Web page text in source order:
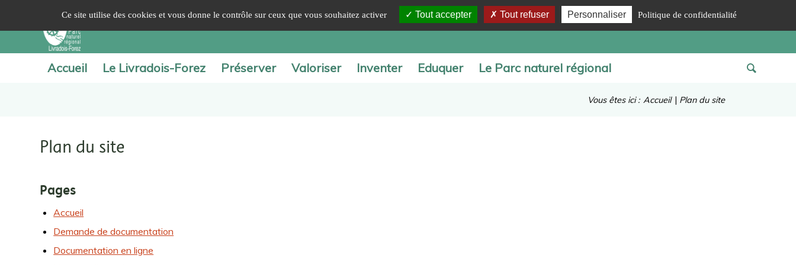
Accueil Le Livradois-Forez Préserver Valoriser Inventer Eduquer Le Parc naturel régional
Vous êtes ici : Accueil | Plan du site
Plan du site
Pages
Accueil
Demande de documentation
Documentation en ligne
Ce site utilise des cookies et vous donne le contrôle sur ceux que vous souhaitez activer Tout accepter Tout refuser Personnaliser Politique de confidentialité